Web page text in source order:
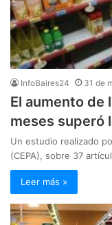
InfoBaires24 31 de
El aumento de
meses superó
Un estudio realizado
(CEPA), sobre 37
Leer más »